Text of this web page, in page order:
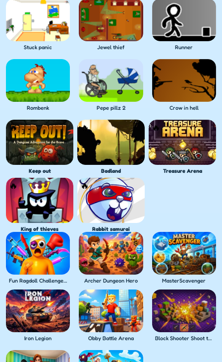
Stuck panic Jewel thief Runner
Rombenk Pepe pillz 2 Crow in hell
Keep out Badland Treasure Arena
King of thieves Rabbit samurai
Fun Ragdoll Challenge! Mini Games Collection! Archer Dungeon Hero MasterScavenger
Iron Legion Obby Battle Arena Block Shooter Shoot the Blocks!